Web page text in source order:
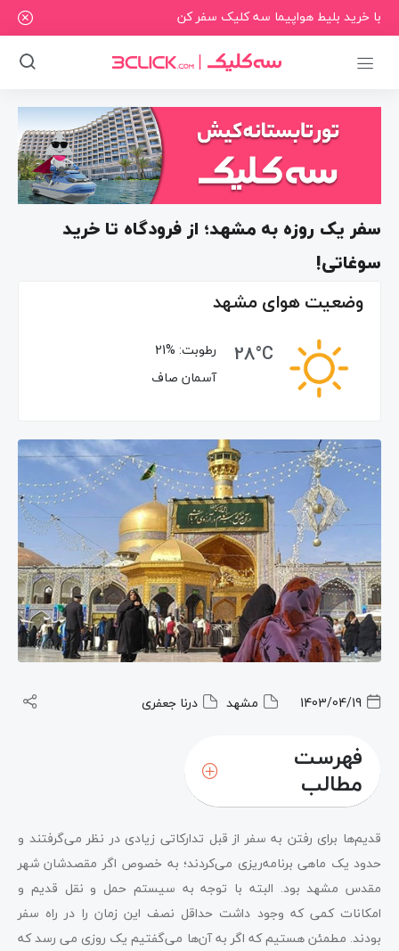
با خرید بلیط هواپیما سه کلیک سفر کن
سفر یک روزه به مشهد؛ از فرودگاه تا خرید
سوغاتی!
وضعیت هوای مشهد
28°C
رطوبت: 21%
آسمان صاف
1403/04/19 مشهد درنا جعفری
فهرست
مطالب
قدیم‌ها برای رفتن به سفر از قبل تدارکاتی زیادی در نظر می‌گرفتند و
حدود یک ماهی برنامه‌ریزی می‌کردند؛ به خصوص اگر مقصدشان شهر
مقدس مشهد بود. البته با توجه به سیستم حمل و نقل قدیم و
امکانات کمی که وجود داشت حداقل نصف این زمان را در راه سفر
بودند. مطمئن هستیم که اگر به آن‌ها می‌گفتیم یک روزی می رسد که